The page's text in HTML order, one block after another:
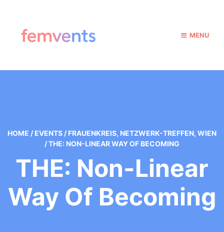
MENU
HOME / EVENTS / FRAUENKREIS, NETZWERK-TREFFEN, WIEN
/THE: NON-LINEAR WAY OF BECOMING
THE: Non-Linear
Way Of Becoming